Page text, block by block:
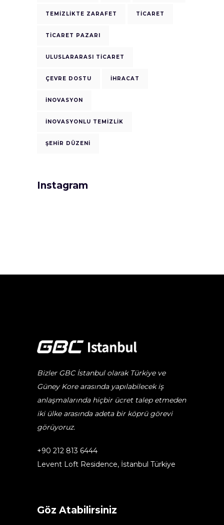
TEMIZLIKTE ZARAFET TICARET
TICARET PAZARI
ULUSLARARASI TICARET
ÇEVRE DOSTU İHRACAT
İNOVASYON
İNOVASYONLU TEMIZLIK
ŞEHIR DÜZENI
Instagram
Bizler GBC İstanbul olarak Türkiye ve
Güney Kore arasında yapılabilecek iş
anlaşmalarında hiçbir ücret talep etmeden
iki ülke arasında adeta bir köprü görevi
görüyoruz.
+90 212 813 6444
Levent Loft Residence, İstanbul Türkiye
Göz Atabilirsiniz